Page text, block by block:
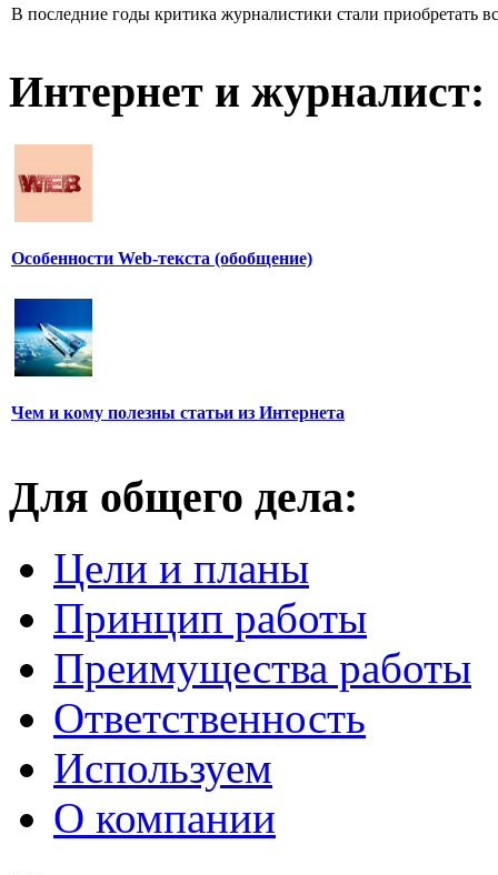
В последние годы критика журналистики стали приобретать
Интернет и журналист:
Особенности Web-текста (обобщение)
Чем и кому полезны статьи из Интернета
Для общего дела:
Цели и планы
Принцип работы
Преимущества работы
Ответственность
Используем
О компании